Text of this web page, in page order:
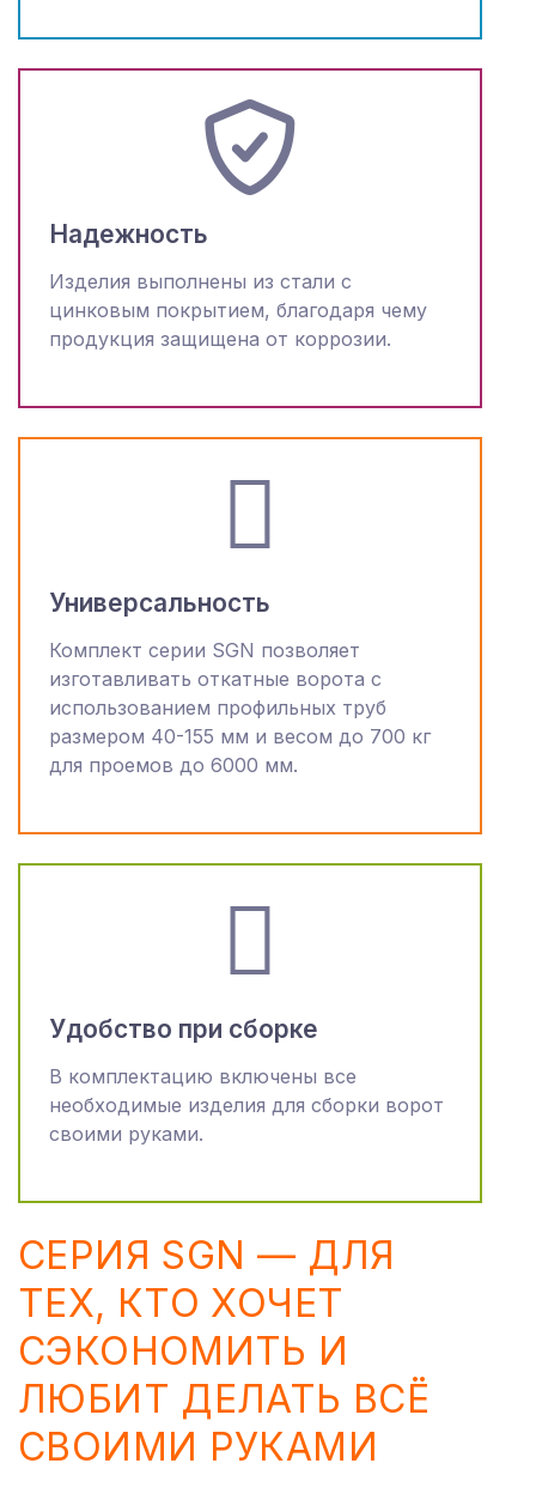
Надежность
Изделия выполнены из стали с
цинковым покрытием, благодаря чему
продукция защищена от коррозии.
Универсальность
Комплект серии SGN позволяет
изготавливать откатные ворота с
использованием профильных труб
размером 40-155 мм и весом до 700 кг
для проемов до 6000 мм.
Удобство при сборке
В комплектацию включены все
необходимые изделия для сборки ворот
своими руками.
СЕРИЯ SGN — ДЛЯ
ТЕХ, КТО ХОЧЕТ
СЭКОНОМИТЬ И
ЛЮБИТ ДЕЛАТЬ ВСЁ
СВОИМИ РУКАМИ